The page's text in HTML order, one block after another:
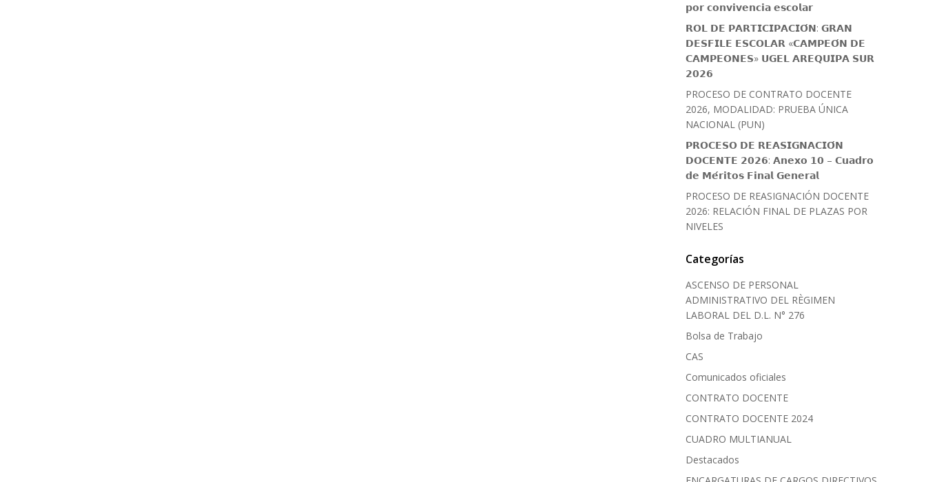
𝗽𝗼𝗿 𝗰𝗼𝗻𝘃𝗶𝘃𝗲𝗻𝗰𝗶𝗮 𝗲𝘀𝗰𝗼𝗹𝗮𝗿
𝗥𝗢𝗟 𝗗𝗘 𝗣𝗔𝗥𝗧𝗜𝗖𝗜𝗣𝗔𝗖𝗜𝗢́𝗡: 𝗚𝗥𝗔𝗡
𝗗𝗘𝗦𝗙𝗜𝗟𝗘 𝗘𝗦𝗖𝗢𝗟𝗔𝗥 «𝗖𝗔𝗠𝗣𝗘𝗢́𝗡 𝗗𝗘
𝗖𝗔𝗠𝗣𝗘𝗢𝗡𝗘𝗦» 𝗨𝗚𝗘𝗟 𝗔𝗥𝗘𝗤𝗨𝗜𝗣𝗔 𝗦𝗨𝗥
𝟮𝟬𝟮𝟲
PROCESO DE CONTRATO DOCENTE
2026, MODALIDAD: PRUEBA ÚNICA
NACIONAL (PUN)
𝗣𝗥𝗢𝗖𝗘𝗦𝗢 𝗗𝗘 𝗥𝗘𝗔𝗦𝗜𝗚𝗡𝗔𝗖𝗜𝗢́𝗡
𝗗𝗢𝗖𝗘𝗡𝗧𝗘 𝟮𝟬𝟮𝟲: 𝗔𝗻𝗲𝘅𝗼 𝟭𝟬 – 𝗖𝘂𝗮𝗱𝗿𝗼
𝗱𝗲 𝗠𝗲́𝗿𝗶𝘁𝗼𝘀 𝗙𝗶𝗻𝗮𝗹 𝗚𝗲𝗻𝗲𝗿𝗮𝗹
PROCESO DE REASIGNACIÓN DOCENTE
2026: RELACIÓN FINAL DE PLAZAS POR
NIVELES
Categorías
ASCENSO DE PERSONAL
ADMINISTRATIVO DEL RÈGIMEN
LABORAL DEL D.L. N° 276
Bolsa de Trabajo
CAS
Comunicados oficiales
CONTRATO DOCENTE
CONTRATO DOCENTE 2024
CUADRO MULTIANUAL
Destacados